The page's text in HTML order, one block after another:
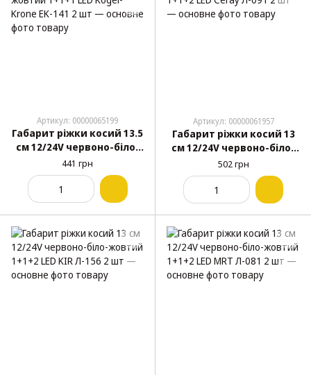
Артикул: 00000065199
Габарит ріжки косий 13.5
см 12/24V червоно-біло-
жовтий 1+1+1 LED Kogel-
Krone EK-141 2 шт
441 грн
Артикул: 00000061957
Габарит ріжки косий 13
см 12/24V червоно-біло-
жовтий 1+1+2 LED Ceray
Л-091 2 шт
502 грн